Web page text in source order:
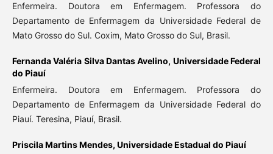
Enfermeira. Doutora em Enfermagem. Professora do
Departamento de Enfermagem da Universidade Federal de
Mato Grosso do Sul. Coxim, Mato Grosso do Sul, Brasil.
Fernanda Valéria Silva Dantas Avelino, Universidade Federal
do Piauí
Enfermeira. Doutora em Enfermagem. Professora do
Departamento de Enfermagem da Universidade Federal do
Piauí. Teresina, Piauí, Brasil.
Priscila Martins Mendes, Universidade Estadual do Piauí